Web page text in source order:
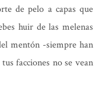
de pelo a capas que
huir de las melenas
mentón-siempre han
facciones no se vean